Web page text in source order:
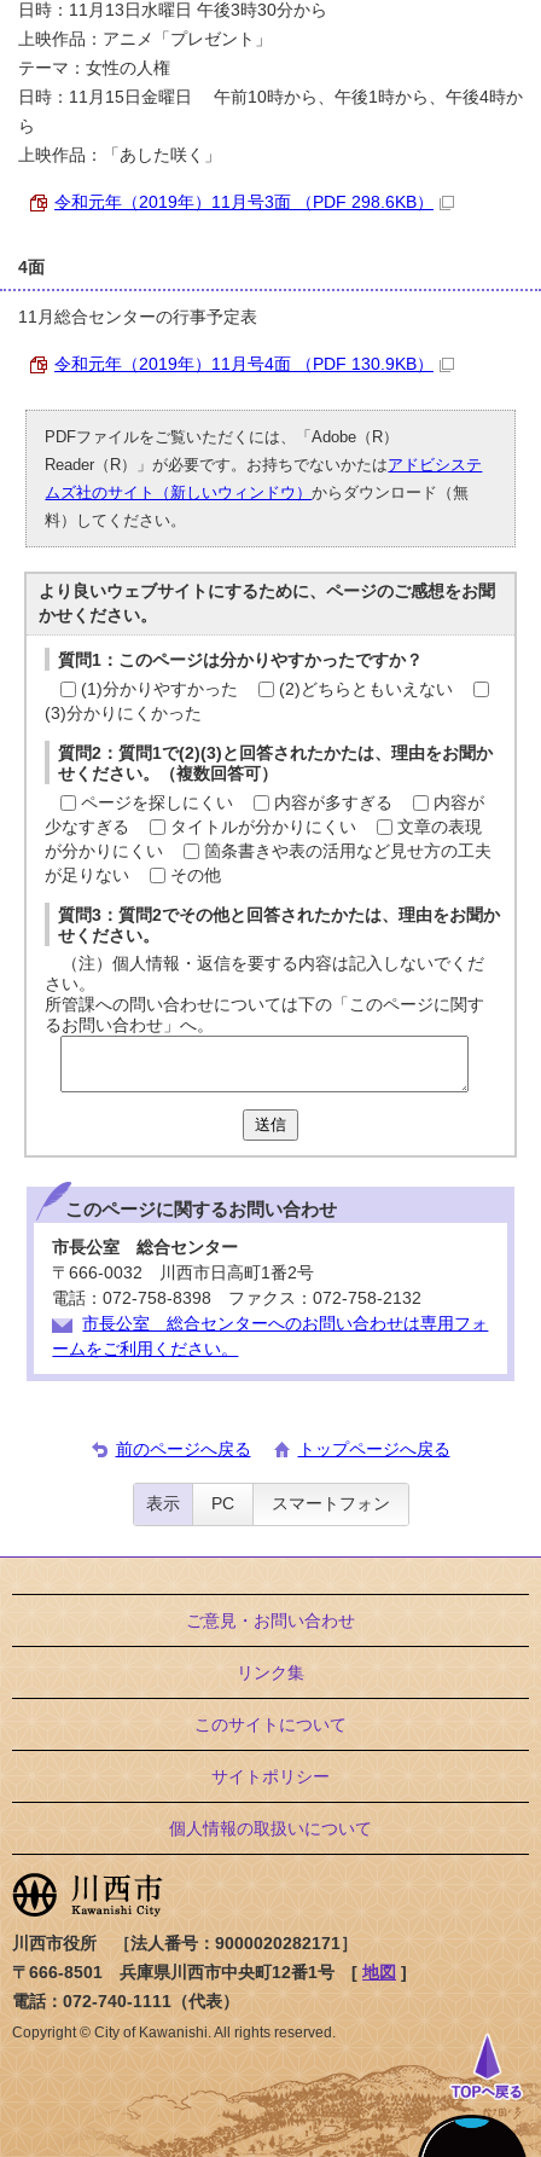
日時：11月13日水曜日 午後3時30分から
上映作品：アニメ「プレゼント」
テーマ：女性の人権
日時：11月15日金曜日 午前10時から、午後1時から、午後4時か
ら
上映作品：「あした咲く」
令和元年（2019年）11月号3面 （PDF 298.6KB）
4面
11月総合センターの行事予定表
令和元年（2019年）11月号4面 （PDF 130.9KB）
PDFファイルをご覧いただくには、「Adobe（R）
Reader（R）」が必要です。お持ちでないかたはアドビシステ
ムズ社のサイト（新しいウィンドウ）からダウンロード（無
料）してください。
より良いウェブサイトにするために、ページのご感想をお聞
かせください。
質問1：このページは分かりやすかったですか？
(1)分かりやすかった
(2)どちらともいえない
(3)分かりにくかった
質問2：質問1で(2)(3)と回答されたかたは、理由をお聞か
せください。（複数回答可）
ページを探しにくい
内容が多すぎる
内容が
少なすぎる
タイトルが分かりにくい
文章の表現
が分かりにくい
箇条書きや表の活用など見せ方の工夫
が足りない
その他
質問3：質問2でその他と回答されたかたは、理由をお聞か
せください。
（注）個人情報・返信を要する内容は記入しないでくだ
さい。
所管課への問い合わせについては下の「このページに関す
るお問い合わせ」へ。
送信
このページに関するお問い合わせ
市長公室 総合センター
〒666-0032 川西市日高町1番2号
電話：072-758-8398 ファクス：072-758-2132
市長公室 総合センターへのお問い合わせは専用フォ
ームをご利用ください。
前のページへ戻る トップページへ戻る
表示 PC スマートフォン
ご意見・お問い合わせ
リンク集
このサイトについて
サイトポリシー
個人情報の取扱いについて
川西市役所 ［法人番号：9000020282171］
〒666-8501 兵庫県川西市中央町12番1号 [ 地図 ]
電話：072-740-1111（代表）
Copyright © City of Kawanishi. All rights reserved.